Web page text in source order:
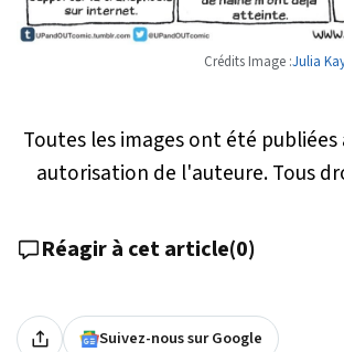
Crédits Image :Julia
Toutes les images ont été
autorisation de l'auteure. Tous
Réagir à cet article(0)
Suivez-nous sur Google